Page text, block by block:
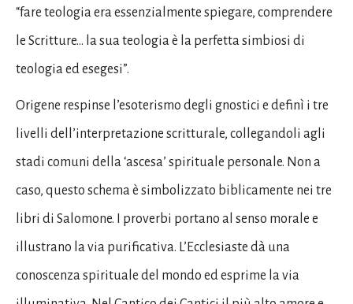
“fare teologia era essenzialmente spiegare, comprendere
le Scritture… la sua teologia è la perfetta simbiosi di
teologia ed esegesi”.
Origene respinse l’esoterismo degli gnostici e definì i tre
livelli dell’interpretazione scritturale, collegandoli agli
stadi comuni della ‘ascesa’ spirituale personale. Non a
caso, questo schema è simbolizzato biblicamente nei tre
libri di Salomone. I proverbi portano al senso morale e
illustrano la via purificativa. L’Ecclesiaste dà una
conoscenza spirituale del mondo ed esprime la via